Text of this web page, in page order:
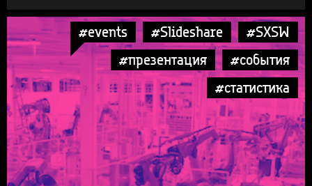
#events #Slideshare
#SXSW
#презентация
#события
#статистика